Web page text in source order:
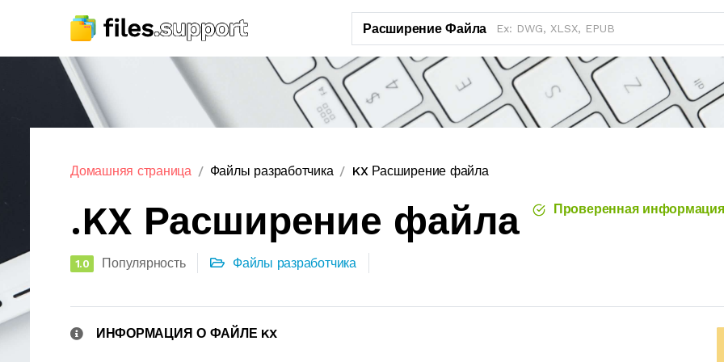
Расширение Файла
Домашняя страница Файлы разработчика KX Расширение файла
.KX Расширение файла Проверенная информация
1.0 Популярность Файлы разработчика
ИНФОРМАЦИЯ О ФАЙЛЕ KX